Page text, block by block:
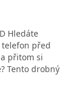
Hledáte
před
přitom si
Tento drobný